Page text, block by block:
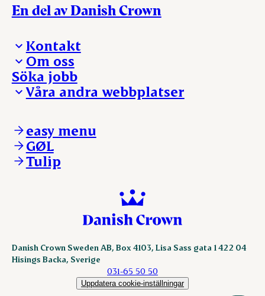
En del av Danish Crown
Kontakt
Presskontakt – För dig som är journalist
Reklamation
Visselblåsning
Om oss
Vi tar ledningen
Våra ställen
Söka jobb
Våra andra webbplatser
ESS-FOOD.com
KLS.se
nordicspoor.com
easy menu
GØL
Tulip
Danish Crown Sweden AB, Box 4103, Lisa Sass gata 1 422 04
Hisings Backa, Sverige
031-65 50 50
Uppdatera cookie-inställningar